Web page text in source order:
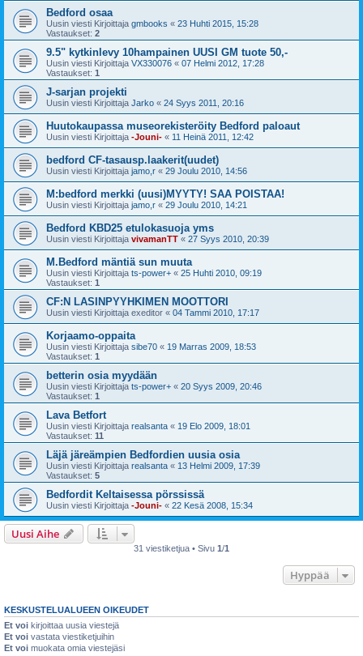
Bedford osaa
Uusin viesti Kirjoittaja gmbooks « 23 Huhti 2015, 15:28
Vastaukset: 2
9.5" kytkinlevy 10hampainen UUSI GM tuote 50,-
Uusin viesti Kirjoittaja VX330076 « 07 Helmi 2012, 17:28
Vastaukset: 1
J-sarjan projekti
Uusin viesti Kirjoittaja Jarko « 24 Syys 2011, 20:16
Huutokaupassa museorekisteröity Bedford paloaut
Uusin viesti Kirjoittaja -Jouni- « 11 Heinä 2011, 12:42
bedford CF-tasausp.laakerit(uudet)
Uusin viesti Kirjoittaja jamo,r « 29 Joulu 2010, 14:56
M:bedford merkki (uusi)MYYTY! SAA POISTAA!
Uusin viesti Kirjoittaja jamo,r « 29 Joulu 2010, 14:21
Bedford KBD25 etulokasuoja yms
Uusin viesti Kirjoittaja vivamanTT « 27 Syys 2010, 20:39
M.Bedford mäntiä sun muuta
Uusin viesti Kirjoittaja ts-power+ « 25 Huhti 2010, 09:19
Vastaukset: 1
CF:N LASINPYYHKIMEN MOOTTORI
Uusin viesti Kirjoittaja exeditor « 04 Tammi 2010, 17:17
Korjaamo-oppaita
Uusin viesti Kirjoittaja sibe70 « 19 Marras 2009, 18:53
Vastaukset: 1
betterin osia myydään
Uusin viesti Kirjoittaja ts-power+ « 20 Syys 2009, 20:46
Vastaukset: 1
Lava Betfort
Uusin viesti Kirjoittaja realsanta « 19 Elo 2009, 18:01
Vastaukset: 11
Läjä järeämpien Bedfordien uusia osia
Uusin viesti Kirjoittaja realsanta « 13 Helmi 2009, 17:39
Vastaukset: 5
Bedfordit Keltaisessa pörssissä
Uusin viesti Kirjoittaja -Jouni- « 22 Kesä 2008, 15:34
Uusi Aihe
31 viestiketjua • Sivu 1/1
Hyppää
KESKUSTELUALUEEN OIKEUDET
Et voi kirjoittaa uusia viestejä
Et voi vastata viestiketjuihin
Et voi muokata omia viestejäsi